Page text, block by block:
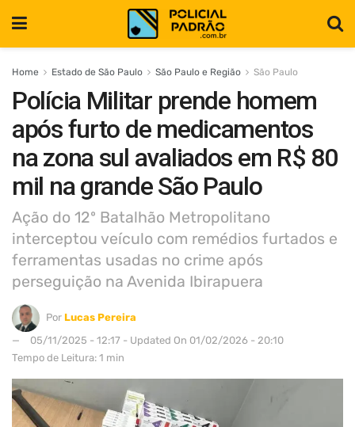
Home Estado de São Paulo São Paulo e Região São Paulo
Polícia Militar prende homem
após furto de medicamentos
na zona sul avaliados em R$ 80
mil na grande São Paulo
Ação do 12º Batalhão Metropolitano
interceptou veículo com remédios furtados e
ferramentas usadas no crime após
perseguição na Avenida Ibirapuera
Por Lucas Pereira
05/11/2025 - 12:17 - Updated On 01/02/2026 - 20:10
Tempo de Leitura: 1 min